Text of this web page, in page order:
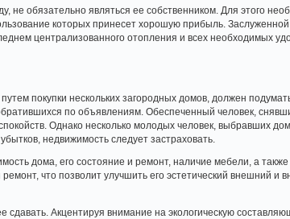
не обязательно являться ее собственником. Для этого
которых принесет хорошую прибыль.
централизованного отопления и всех необходимых
покупки нескольких загородных домов, должен
по объявлениям. Обеспеченный человек,
Однако несколько молодых человек, выбравших
недвижимость следует застраховать.
дома, его состояние и ремонт, наличие мебели, а
что позволит улучшить его эстетический внешний
Акцентируя внимание на экологическую